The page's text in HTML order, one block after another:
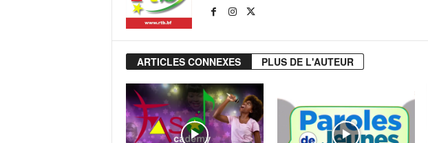
ARTICLES CONNEXES PLUS DE L'AUTEUR